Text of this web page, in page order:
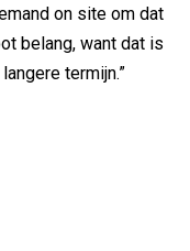
on site om dat
belang, want dat is
termijn.”